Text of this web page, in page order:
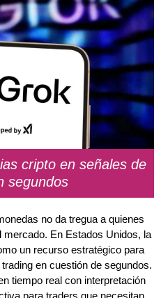
cripto en señales de
segundos
no da tregua a quienes
En Estados Unidos, la
un recurso estratégico para
en cuestión de segundos.
tiempo real con interpretación
para traders que necesitan